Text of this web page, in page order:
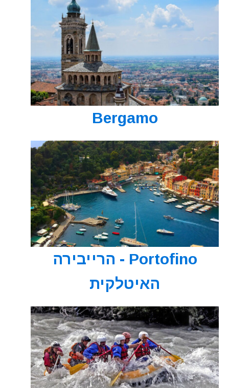
Bergamo
Portofino - הרייבירה
האיטלקית